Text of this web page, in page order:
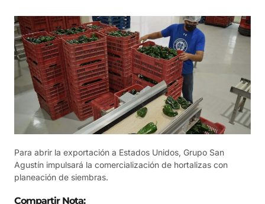
Para abrir la exportación a Estados Unidos, Grupo San
Agustín impulsará la comercialización de hortalizas con
planeación de siembras.
Compartir Nota: